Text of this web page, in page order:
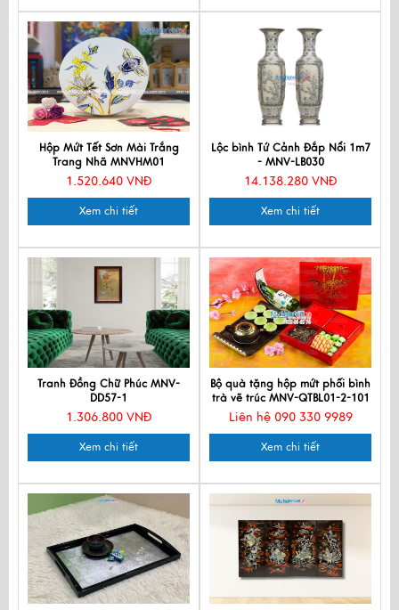
Hộp Mứt Tết Sơn Mài Trắng
Trang Nhã MNVHM01
1.520.640 VNĐ
Xem chi tiết
Lộc bình Tứ Cảnh Đắp Nổi 1m7
- MNV-LB030
14.138.280 VNĐ
Xem chi tiết
Tranh Đồng Chữ Phúc MNV-
DD57-1
1.306.800 VNĐ
Xem chi tiết
Bộ quà tặng hộp mứt phối bình
trà vẽ trúc MNV-QTBL01-2-101
Liên hệ 090 330 9989
Xem chi tiết